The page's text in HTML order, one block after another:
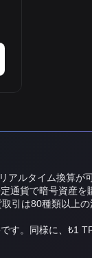
ルタイム換算
貨で暗号資産
引は80種類以上
す。同様に、₺1